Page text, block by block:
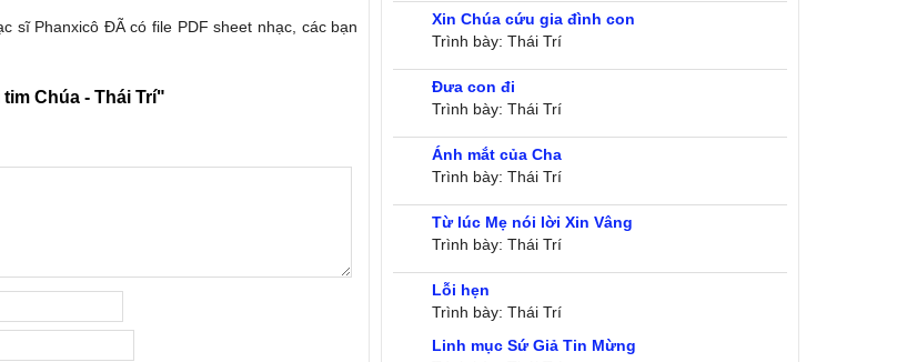
sĩ Phanxicô ĐÃ có file PDF sheet nhạc, các bạn
Chúa - Thái Trí"
Xin Chúa cứu gia đình con
Trình bày: Thái Trí
Đưa con đi
Trình bày: Thái Trí
Ánh mắt của Cha
Trình bày: Thái Trí
Từ lúc Mẹ nói lời Xin Vâng
Trình bày: Thái Trí
Lỗi hẹn
Trình bày: Thái Trí
Linh mục Sứ Giả Tin Mừng